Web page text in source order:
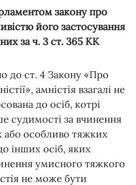
закону про
його застосування
за ч. 3 ст. 365 КК
до ст. 4 Закону «Про
амністія взагалі не
до осіб, котрі
судимості за вчинення
особливо тяжких
інших осіб, яких
умисного тяжкого
не може бути